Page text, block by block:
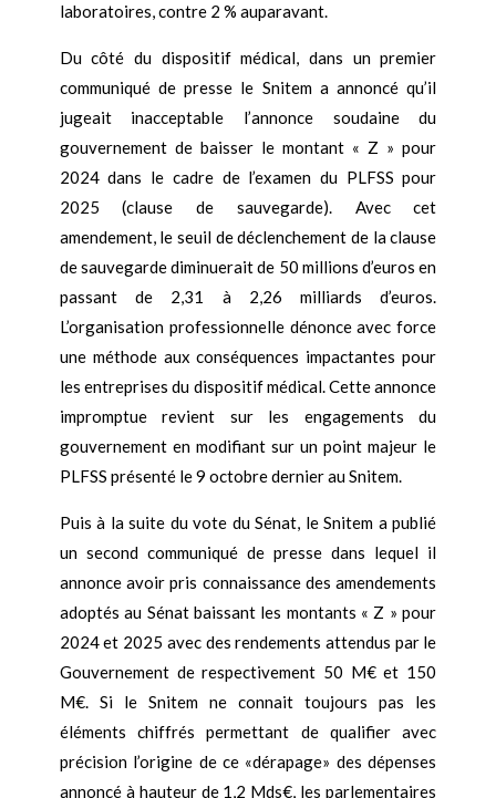
laboratoires, contre 2 % auparavant.
Du côté du dispositif médical, dans un premier
communiqué de presse le Snitem a annoncé qu’il
jugeait inacceptable l’annonce soudaine du
gouvernement de baisser le montant « Z » pour
2024 dans le cadre de l’examen du PLFSS pour
2025 (clause de sauvegarde). Avec cet
amendement, le seuil de déclenchement de la clause
de sauvegarde diminuerait de 50 millions d’euros en
passant de 2,31 à 2,26 milliards d’euros.
L’organisation professionnelle dénonce avec force
une méthode aux conséquences impactantes pour
les entreprises du dispositif médical. Cette annonce
impromptue revient sur les engagements du
gouvernement en modifiant sur un point majeur le
PLFSS présenté le 9 octobre dernier au Snitem.
Puis à la suite du vote du Sénat, le Snitem a publié
un second communiqué de presse dans lequel il
annonce avoir pris connaissance des amendements
adoptés au Sénat baissant les montants « Z » pour
2024 et 2025 avec des rendements attendus par le
Gouvernement de respectivement 50 M€ et 150
M€. Si le Snitem ne connait toujours pas les
éléments chiffrés permettant de qualifier avec
précision l’origine de ce «dérapage» des dépenses
annoncé à hauteur de 1,2 Mds€, les parlementaires